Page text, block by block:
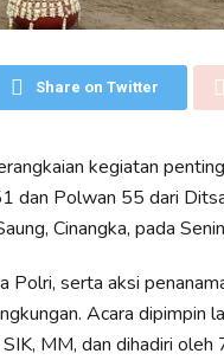
Share on Twitter
kegiatan
dan Polwan 55 dari
Cinangka, pada
serta aksi
Acara dipimpin
MM, dan dihadiri oleh